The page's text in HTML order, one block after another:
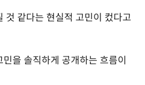
것 같다는 현실적 고민이 컸다고
을 솔직하게 공개하는 흐름이